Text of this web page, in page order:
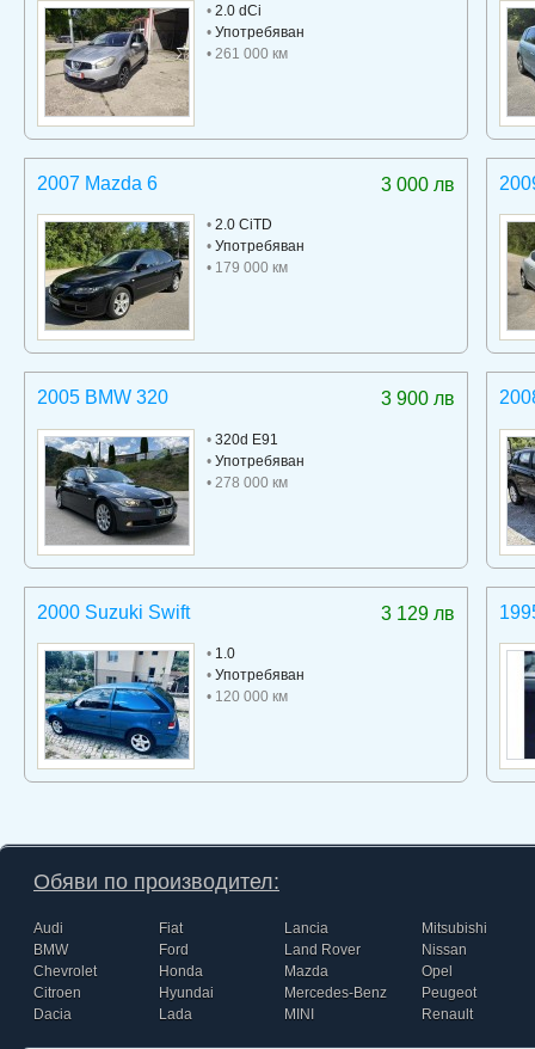
• 2.0 dCi
• Употребяван
• 261 000 км
3 000 лв
2007 Mazda 6
• 2.0 CiTD
• Употребяван
• 179 000 км
3 900 лв
2005 BMW 320
• 320d E91
• Употребяван
• 278 000 км
3 129 лв
2000 Suzuki Swift
• 1.0
• Употребяван
• 120 000 км
Обяви по производител:
Audi
BMW
Chevrolet
Citroen
Dacia
Fiat
Ford
Honda
Hyundai
Lada
Lancia
Land Rover
Mazda
Mercedes-Benz
MINI
Mitsubishi
Nissan
Opel
Peugeot
Renault